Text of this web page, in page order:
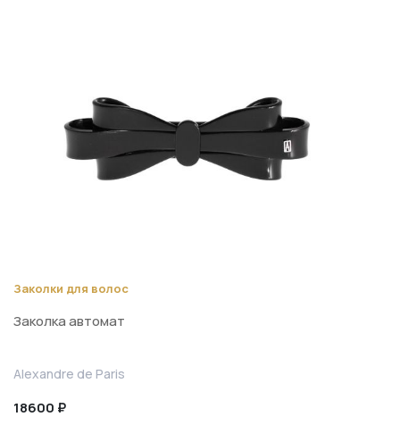
Заколки для волос
Заколка автомат
Alexandre de Paris
18600 ₽